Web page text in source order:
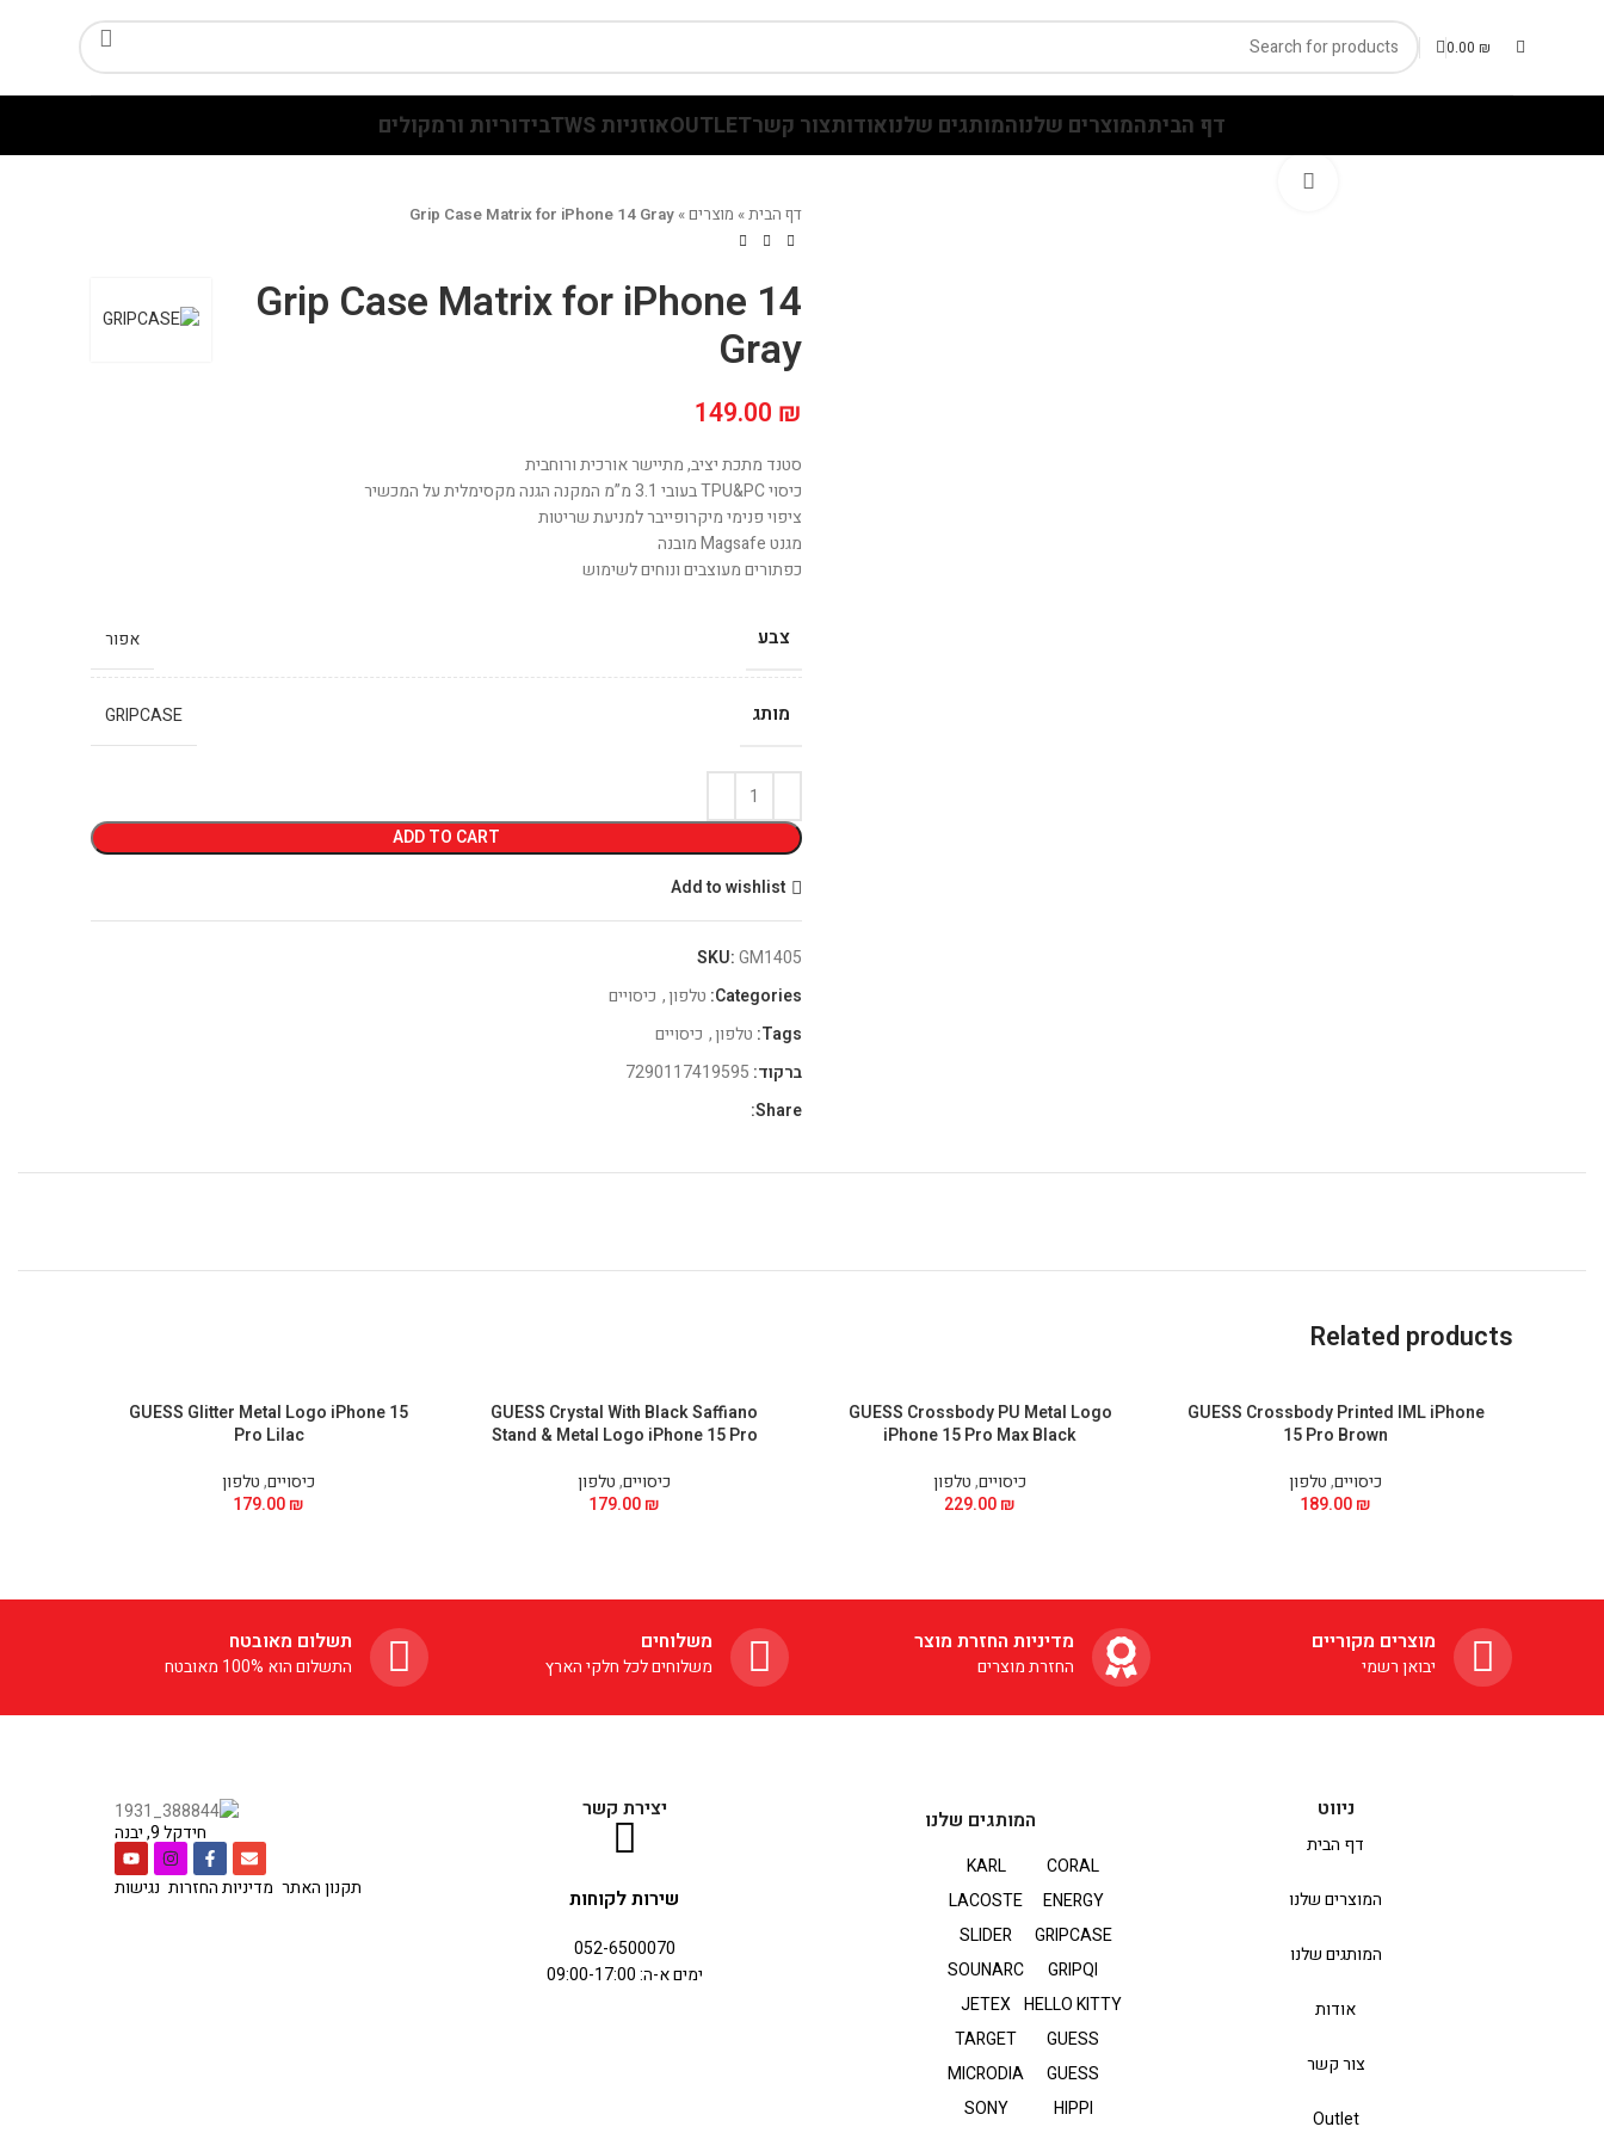
0.00 ₪
דף הביתהמוצרים שלנוהמותגים שלנואודותצור קשרOUTLETאוזניות TWS בידוריות ורמקולים
דף הבית» מוצרים»
Grip Case Matrix for iPhone 14 Gray
Grip Case Matrix for iPhone 14
Gray
149.00 ₪
סטנד מתכת יציב, מתיישר אורכית ורוחבית
כיסוי TPU&PC בעובי 3.1 מ”מ המקנה הגנה מקסימלית על המכשיר
ציפוי פנימי מיקרופייבר למניעת שריטות
מגנט Magsafe מובנה
כפתורים מעוצבים ונוחים לשימוש
צבע אפור
מותג GRIPCASE
ADD TO CART
Add to wishlist
SKU:GM1405
Categories: טלפון, כיסויים
Tags: טלפון, כיסויים
ברקוד:
Share:
Related products
GUESS Crossbody Printed IML iPhone
15 Pro Brown
כיסויים,טלפון
189.00₪
GUESS Crossbody PU Metal Logo
iPhone 15 Pro Max Black
כיסויים,טלפון
229.00₪
GUESS Crystal With Black Saffiano
Stand & Metal Logo iPhone 15 Pro
כיסויים,טלפון
179.00₪
GUESS Glitter Metal Logo iPhone 15
Pro Lilac
כיסויים,טלפון
179.00₪
מוצרים מקוריים
יבואן רשמי
מדיניות החזרת מוצר
החזרת מוצרים
משלוחים
משלוחים לכל חלקי הארץ
תשלום מאובטח
התשלום הוא 100% מאובטח
ניווט
דף הבית
המוצרים שלנו
המותגים שלנו
אודות
צור קשר
Outlet
המותגים שלנו
CORAL
ENERGY
GRIPCASE
GRIPQI
HELLO KITTY
GUESS
GUESS
HIPPI
KARL
LACOSTE
SLIDER
SOUNARC
JETEX
TARGET
MICRODIA
SONY
יצירת קשר
שירות לקוחות
052-6500070
ימים א-ה: 09:00-17:00
חידקל 9, יבנה
תקנון האתר מדיניות החזרות נגישות